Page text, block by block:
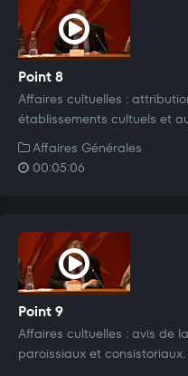
Point 8
Affaires cultuelles :
établissements cultuels et
Affaires Générales
00:05:06
Point 9
Affaires cultuelles : avis de
paroissiaux et consistoriaux.